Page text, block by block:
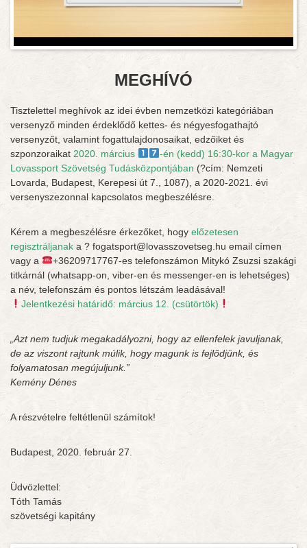
MEGHÍVÓ
Tisztelettel meghívok az idei évben nemzetközi kategóriában
versenyző minden érdeklődő kettes- és négyesfogathajtó
versenyzőt, valamint fogattulajdonosaikat, edzőiket és
szponzoraikat 2020. március
-én (kedd) 16:30-kor a Magyar
Lovassport Szövetség Tudásközpontjában (?cím: Nemzeti
Lovarda, Budapest, Kerepesi út 7., 1087), a 2020-2021. évi
versenyszezonnal kapcsolatos megbeszélésre.
Kérem a megbeszélésre érkezőket, hogy előzetesen
regisztráljanak a ? fogatsport@lovasszovetseg.hu email címen
vagy a
+36209717767-es telefonszámon Mitykó Zsuzsi szakági
titkárnál (whatsapp-on, viber-en és messenger-en is lehetséges)
a név, telefonszám és pontos létszám leadásával!
Jelentkezési határidő: március 12. (csütörtök)
„Azt nem tudjuk megakadályozni, hogy az ellenfelek javuljanak,
de az viszont rajtunk múlik, hogy magunk is fejlődjünk, és
folyamatosan megújuljunk.”
Kemény Dénes
A részvételre feltétlenül számítok!
Budapest, 2020. február 27.​​​​​
​​​​​​Üdvözlettel:
​​​​​​​​​Tóth Tamás
​​​​​​​​szövetségi kapitány